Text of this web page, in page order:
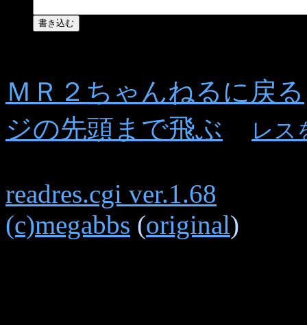
ＭＲ２ちゃんねるに戻る
ジの先頭まで飛ぶ
レス
readres.cgi ver.1.68
(c)megabbs (original)